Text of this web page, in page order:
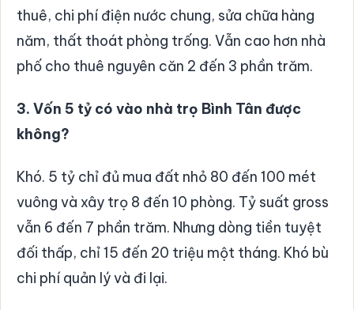
thuê, chi phí điện nước chung, sửa chữa hàng
năm, thất thoát phòng trống. Vẫn cao hơn nhà
phố cho thuê nguyên căn 2 đến 3 phần trăm.
3. Vốn 5 tỷ có vào nhà trọ Bình Tân được
không?
Khó. 5 tỷ chỉ đủ mua đất nhỏ 80 đến 100 mét
vuông và xây trọ 8 đến 10 phòng. Tỷ suất gross
vẫn 6 đến 7 phần trăm. Nhưng dòng tiền tuyệt
đối thấp, chỉ 15 đến 20 triệu một tháng. Khó bù
chi phí quản lý và đi lại.